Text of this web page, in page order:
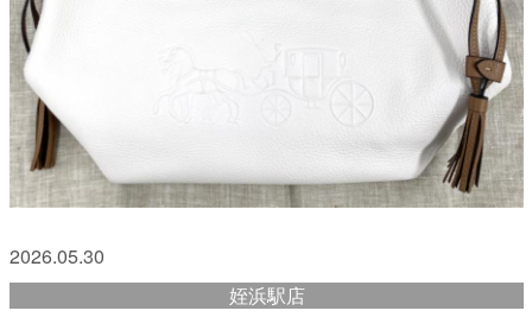
2026.05.30
姪浜駅店